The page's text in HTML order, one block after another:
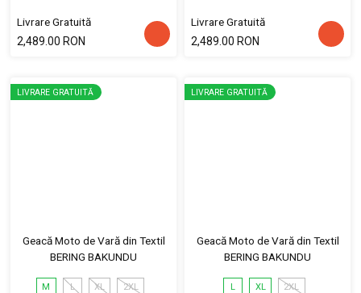
Livrare Gratuită
2,489.00 RON
Livrare Gratuită
2,489.00 RON
LIVRARE GRATUITĂ
Geacă Moto de Vară din Textil
BERING BAKUNDU
M L XL 2XL
LIVRARE GRATUITĂ
Geacă Moto de Vară din Textil
BERING BAKUNDU
L XL 2XL